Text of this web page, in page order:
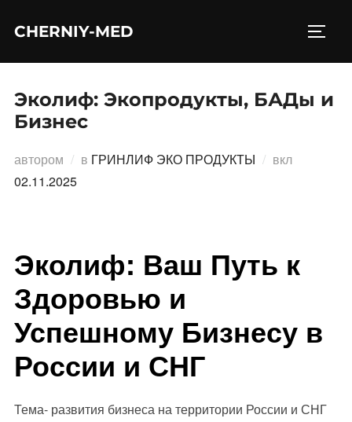
CHERNIY-MED
Эколиф: Экопродукты, БАДы и
Бизнес
автором в ГРИНЛИФ ЭКО ПРОДУКТЫ вкл
02.11.2025
Эколиф: Ваш Путь к
Здоровью и
Успешному Бизнесу в
России и СНГ
Тема- развития бизнеса на территории России и СНГ